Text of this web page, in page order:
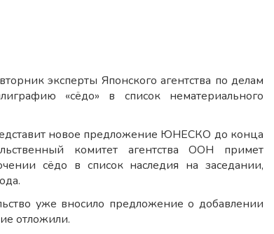
эксперты Японского агентства по делам
«сёдо» в список нематериального
новое предложение ЮНЕСКО до конца
комитет агентства ООН примет
сёдо в список наследия на заседании,
уже вносило предложение о добавлении
отложили.